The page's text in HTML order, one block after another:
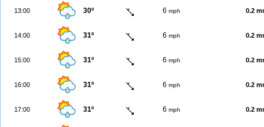
13:00 30º 6 mph 0.2
14:00 31º 6 mph 0.2
15:00 31º 6 mph 0.2
16:00 31º 6 mph 0.2
17:00 31º 6 mph 0.2